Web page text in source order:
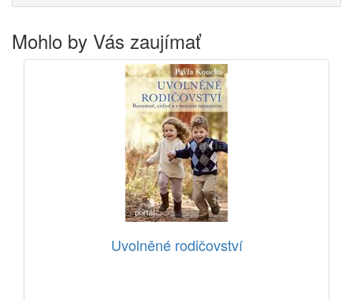
Mohlo by Vás zaujímať
Uvolněné rodičovství